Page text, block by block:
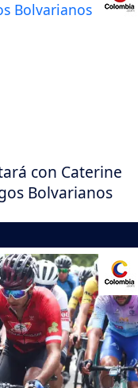
con Caterine
Bolvarianos